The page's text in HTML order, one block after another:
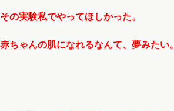
その実験私でやってほしかった。
赤ちゃんの肌になれるなんて、夢みたい。